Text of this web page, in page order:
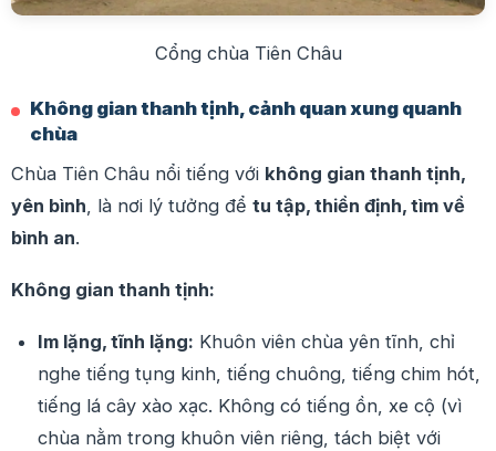
Cổng chùa Tiên Châu
Không gian thanh tịnh, cảnh quan xung quanh
chùa
Chùa Tiên Châu nổi tiếng với không gian thanh tịnh,
yên bình, là nơi lý tưởng để tu tập, thiền định, tìm về
bình an.
Không gian thanh tịnh:
Im lặng, tĩnh lặng: Khuôn viên chùa yên tĩnh, chỉ
nghe tiếng tụng kinh, tiếng chuông, tiếng chim hót,
tiếng lá cây xào xạc. Không có tiếng ồn, xe cộ (vì
chùa nằm trong khuôn viên riêng, tách biệt với